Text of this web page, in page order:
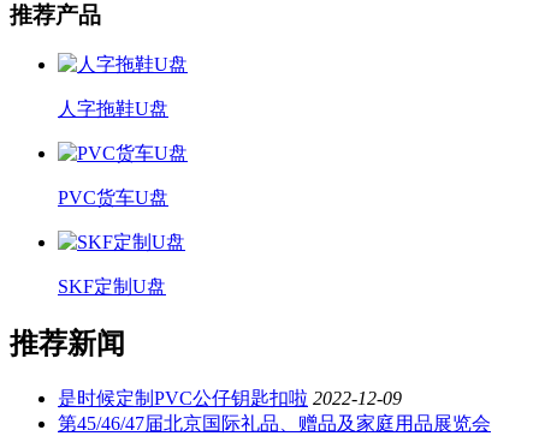
推荐产品
人字拖鞋U盘
PVC货车U盘
SKF定制U盘
推荐新闻
是时候定制PVC公仔钥匙扣啦 2022-12-09
第45/46/47届北京国际礼品、赠品及家庭用品展览会